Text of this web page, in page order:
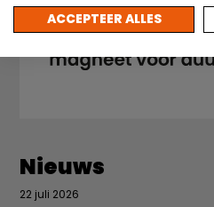
Nieuws
22 juli 2026
ACCEPTEER ALLES